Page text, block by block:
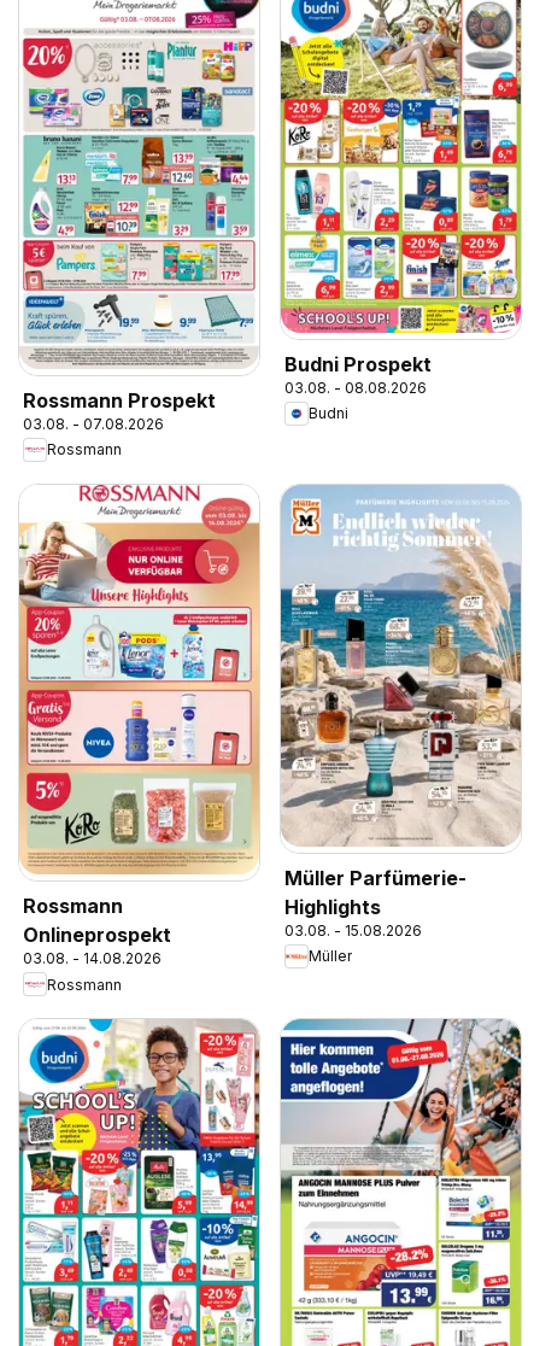
Rossmann Prospekt
03.08. - 07.08.2026
Rossmann
Budni Prospekt
03.08. - 08.08.2026
Budni
Rossmann
Onlineprospekt
03.08. - 14.08.2026
Rossmann
Müller Parfümerie-
Highlights
03.08. - 15.08.2026
Müller